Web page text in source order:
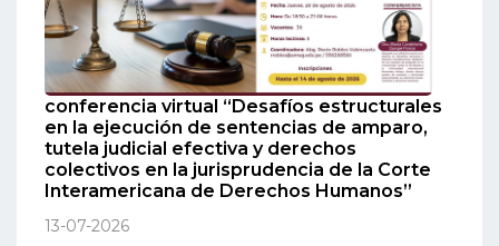
conferencia virtual “Desafíos estructurales
en la ejecución de sentencias de amparo,
tutela judicial efectiva y derechos
colectivos en la jurisprudencia de la Corte
Interamericana de Derechos Humanos”
13-07-2026